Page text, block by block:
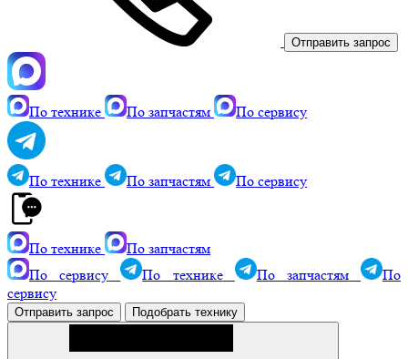
Отправить запрос
По технике По запчастям По сервису
По технике По запчастям По сервису
По технике
По запчастям
По сервису
По технике По запчастям
По
сервису
Отправить запрос Подобрать технику